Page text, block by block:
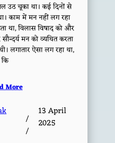
उठ चूका था। कई दिनों से
काम में मन नहीं लग रहा
था, विलास विषाद को और
मन को व्यथित करता
लगातार ऐसा लग रहा था,
कि
More
/
/
13 April
2025